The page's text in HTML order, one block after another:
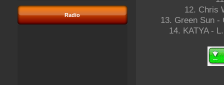
Radio
12. Chris
13. Green Sun -
14. KATYA -